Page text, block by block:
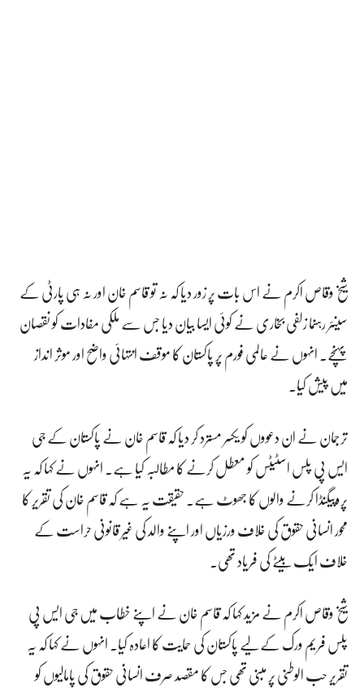
شیخ وقاص اکرم نے اس بات پر زور دیا کہ نہ تو قاسم خان اور نہ ہی پارٹی کے
سینئر رہنما زلفی بخاری نے کوئی ایسا بیان دیا جس سے ملکی مفادات کو نقصان
پہنچے۔ انہوں نے عالمی فورم پر پاکستان کا موقف انتہائی واضح اور موثر انداز
میں پیش کیا۔
ترجمان نے ان دعووں کو یکسر مسترد کر دیا کہ قاسم خان نے پاکستان کے جی
ایس پی پلس اسٹیٹس کو معطل کرنے کا مطالبہ کیا ہے۔ انہوں نے کہا کہ یہ
پروپیگنڈا کرنے والوں کا جھوٹ ہے۔ حقیقت یہ ہے کہ قاسم خان کی تقریر کا
محور انسانی حقوق کی خلاف ورزیاں اور اپنے والد کی غیر قانونی حراست کے
خلاف ایک بیٹے کی فریاد تھی۔
شیخ وقاص اکرم نے مزید کہا کہ قاسم خان نے اپنے خطاب میں جی ایس پی
پلس فریم ورک کے لیے پاکستان کی حمایت کا اعادہ کیا۔ انہوں نے کہا کہ یہ
تقریر حب الوطنی پر مبنی تھی جس کا مقصد صرف انسانی حقوق کی پامالیوں کو